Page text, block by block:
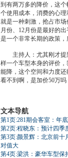
到有两万多的降价，这
个使用成本，消费的心理
就是一种刺激，抢占市
月份、12月份是最好的
是一个非常长期的政策，
主持人：尤其刚才提到
样一个车型本身的评价
能降，这个空间和力度
看不到啊，是加价50万吗
文本导航
第1页:281期会客室：年
第2页:程晓东：预计四季
第3页:颜景辉：北京前十
对值大
第4页:梁洪：豪华车型保